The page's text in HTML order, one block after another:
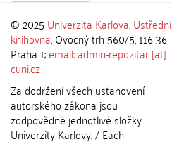
© 2025 Univerzita Karlova,Ústřední
knihovna, Ovocný trh 560/5, 116 36
Praha 1;email: admin-repozitar [at]
cuni.cz
Za dodržení všech ustanovení
autorského zákona jsou
zodpovědné jednotlivé složky
Univerzity Karlovy. / Each